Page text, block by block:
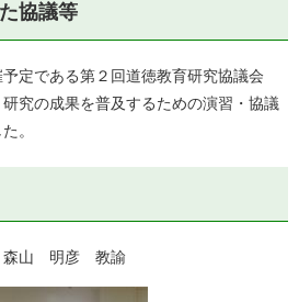
協議等
定である第２回道徳教育研究協議会
研究の成果を普及するための演習・協議
。
森山 明彦 教諭